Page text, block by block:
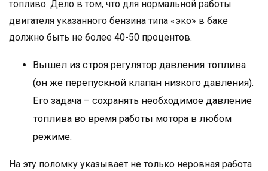
топливо. Дело в том, что для нормальной работы
двигателя указанного бензина типа «эко» в баке
должно быть не более 40-50 процентов.
Вышел из строя регулятор давления топлива
(он же перепускной клапан низкого давления).
Его задача – сохранять необходимое давление
топлива во время работы мотора в любом
режиме.
На эту поломку указывает не только неровная работа